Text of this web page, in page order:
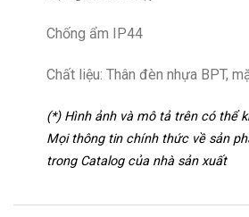
Chống ẩm IP44
Chất liệu: Thân đèn nhựa BPT,
(*) Hình ảnh và mô tả trên có thể
Mọi thông tin chính thức về sản
trong Catalog của nhà sản xuất